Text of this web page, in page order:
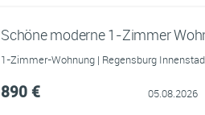
Schöne moderne 1-Zimmer
1-Zimmer-Wohnung | Regensburg
890 € 05.08.2026